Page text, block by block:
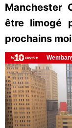
Manchester
être limogé
prochains